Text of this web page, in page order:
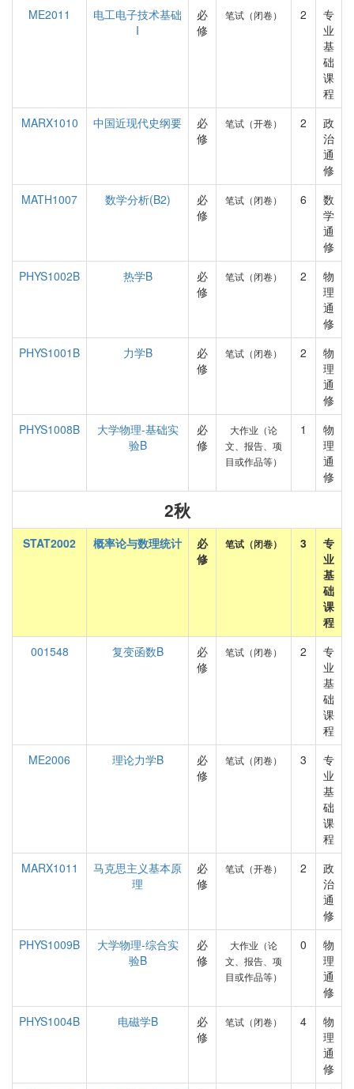
ME2011
电工电子技术基础
I
必
修
笔试（闭卷） 2
专
业
基
础
课
程
MARX1010
中国近现代史纲要
必
修
笔试（开卷） 2
政
治
通
修
MATH1007
数学分析(B2)
必
修
笔试（闭卷） 6
数
学
通
修
PHYS1002B
热学B
必
修
笔试（闭卷） 2
物
理
通
修
PHYS1001B
力学B
必
修
笔试（闭卷） 2
物
理
通
修
PHYS1008B
大学物理-基础实
验B
必
修
大作业（论
文、报告、项
目或作品等）
1
物
理
通
修
2秋
STAT2002 概率论与数理统计
必
修
笔试（闭卷） 3
专
业
基
础
课
程
001548
复变函数B
必
修
笔试（闭卷） 2
专
业
基
础
课
程
ME2006
理论力学B
必
修
笔试（闭卷） 3
专
业
基
础
课
程
MARX1011
马克思主义基本原
理
必
修
笔试（开卷） 2
政
治
通
修
PHYS1009B
大学物理-综合实
验B
必
修
大作业（论
文、报告、项
目或作品等）
0
物
理
通
修
PHYS1004B
电磁学B
必
修
笔试（闭卷） 4
物
理
通
修